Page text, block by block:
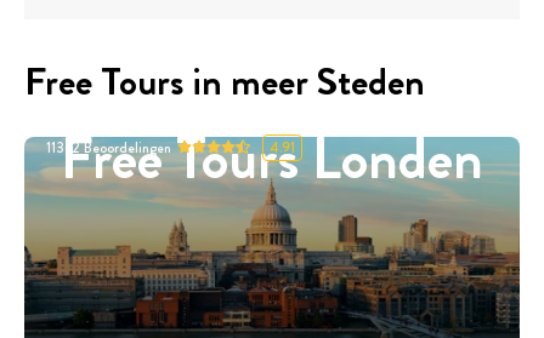
Free Tours in meer Steden
Free Tours Londen
11332Beoordelingen 4.91